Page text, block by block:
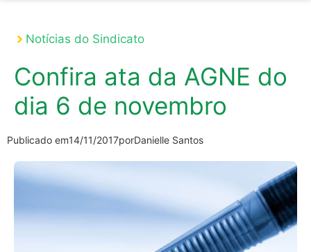
Notícias do Sindicato
Confira ata da AGNE do
dia 6 de novembro
Publicado em14/11/2017porDanielle Santos